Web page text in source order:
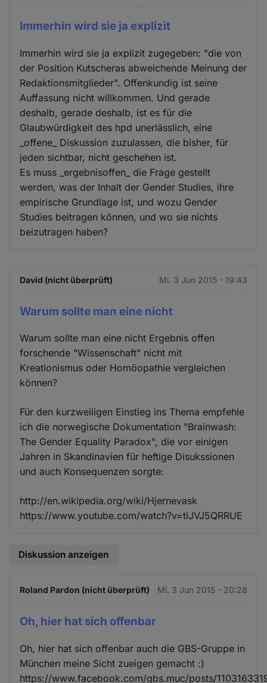
Immerhin wird sie ja explizit
Immerhin wird sie ja explizit zugegeben: "die von
der Position Kutscheras abweichende Meinung der
Redaktionsmitglieder". Offenkundig ist seine
Auffassung nicht willkommen. Und gerade
deshalb, gerade deshalb, ist es für die
Glaubwürdigkeit des hpd unerlässlich, eine
_offene_ Diskussion zuzulassen, die bisher, für
jeden sichtbar, nicht geschehen ist.
Es muss _ergebnisoffen_ die Frage gestellt
werden, was der Inhalt der Gender Studies, ihre
empirische Grundlage ist, und wozu Gender
Studies beitragen können, und wo sie nichts
beizutragen haben?
David (nicht überprüft) Mi. 3 Jun 2015 - 19:43
Warum sollte man eine nicht
Warum sollte man eine nicht Ergebnis offen
forschende "Wissenschaft" nicht mit
Kreationismus oder Homöopathie vergleichen
können?
Für den kurzweiligen Einstieg ins Thema empfehle
ich die norwegische Dokumentation "Brainwash:
The Gender Equality Paradox", die vor einigen
Jahren in Skandinavien für heftige Disukssionen
und auch Konsequenzen sorgte:
http://en.wikipedia.org/wiki/Hjernevask
https://www.youtube.com/watch?v=tiJVJ5QRRUE
Diskussion anzeigen
Roland Pardon (nicht überprüft) Mi. 3 Jun 2015 - 20:28
Oh, hier hat sich offenbar
Oh, hier hat sich offenbar auch die GBS-Gruppe in
München meine Sicht zueigen gemacht :)
https://www.facebook.com/gbs.muc/posts/